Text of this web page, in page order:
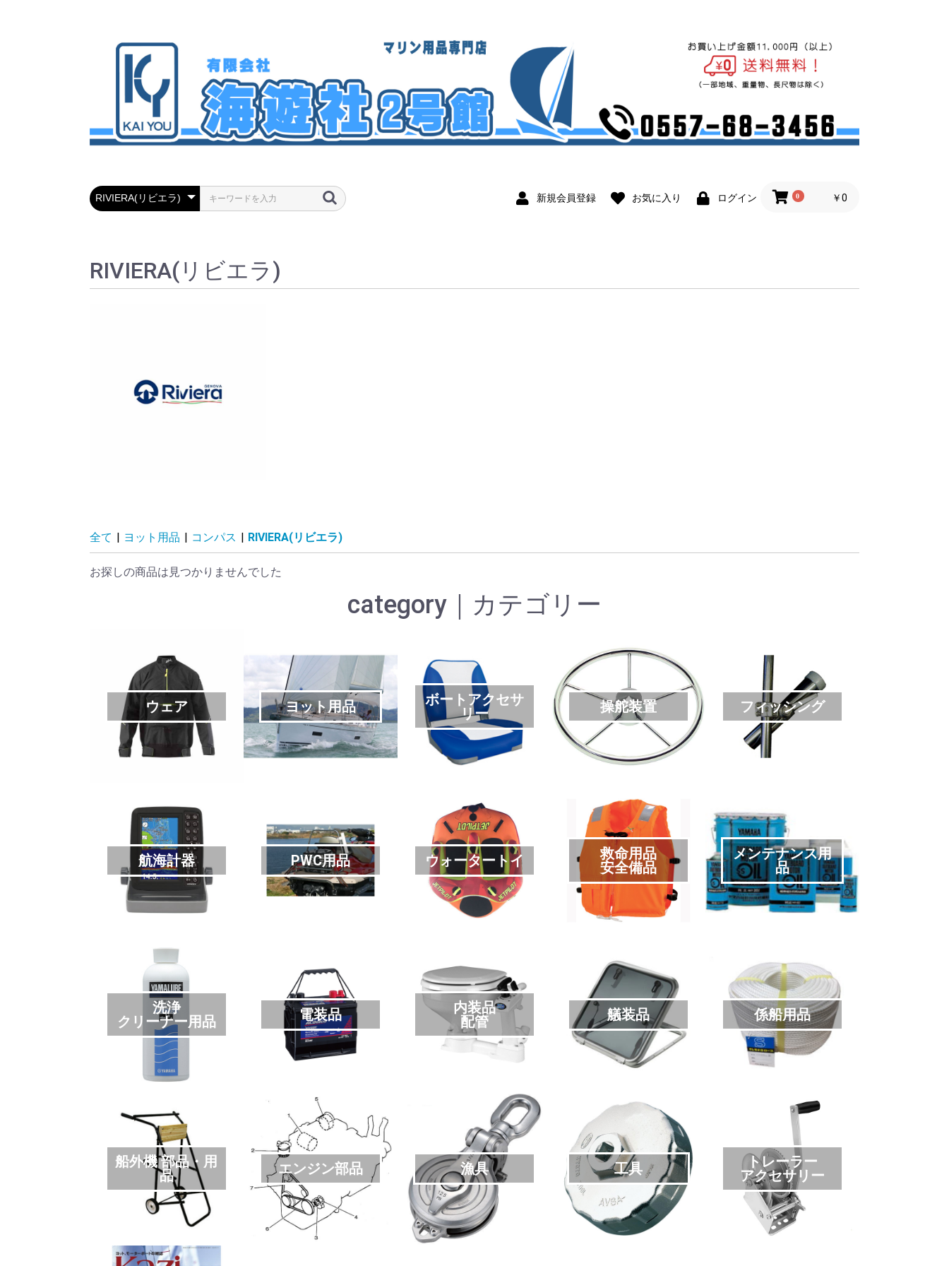
新規会員登録 お気に入り ログイン 0 ￥0
RIVIERA(リビエラ)
全て | ヨット用品 | コンパス | RIVIERA(リビエラ)
お探しの商品は見つかりませんでした
category｜カテゴリー
ウェア ヨット用品
ボートアクセサ
リー
操舵装置 フィッシング
航海計器 PWC用品 ウォータートイ
救命用品
安全備品
メンテナンス用
品
洗浄
クリーナー用品
電装品
内装品
配管
艤装品 係船用品
船外機 部品・用
品
エンジン部品 漁具 工具
トレーラー
アクセサリー